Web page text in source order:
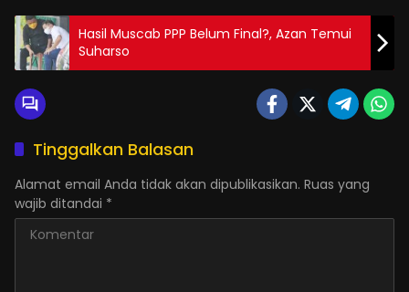
Hasil Muscab PPP Belum Final?, Azan Temui
Suharso
Tinggalkan Balasan
Alamat email Anda tidak akan dipublikasikan. Ruas yang
wajib ditandai *